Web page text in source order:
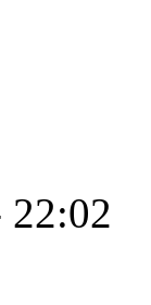
22:02